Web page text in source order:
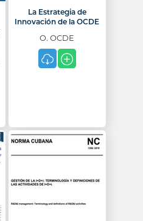
La Estrategia de
Innovación de la OCDE
O. OCDE